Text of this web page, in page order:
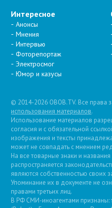
Интересное
Анонсы
Мнения
Интервью
Фоторепортаж
Электросмог
Юмор и казусы
© 2014-2026 OBOB.TV. Все права
использования материалов.
Использование материалов
согласия и с обязательной
изображения и тексты
может не совпадать с мнением
На все товарные знаки и
распространяется
являются собственностью своих
Упоминание их в документе не
правами третьих лиц.
В РФ СМИ-иноагентами признаны: